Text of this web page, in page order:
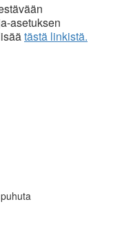
asetuksen
tästä linkistä.